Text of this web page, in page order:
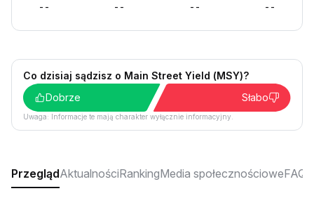
-- -- -- --
Co dzisiaj sądzisz o Main Street Yield (MSY)?
Dobrze
Słabo
Uwaga: Informacje te mają charakter wyłącznie informacyjny.
PrzeglądAktualnościRankingMedia społecznościoweFAQ